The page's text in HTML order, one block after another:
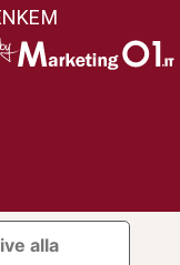
alla